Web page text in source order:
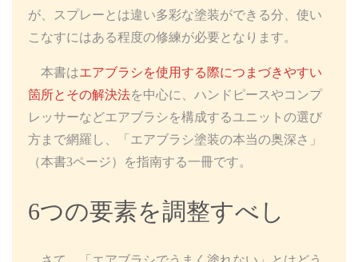
が、スプレーとは違い多彩な塗装ができる分、使い
こなすにはある程度の修練が必要となります。
本書はエアブラシを使用する際につまづきやすい
箇所とその解決法を中心に、ハンドピースやコンプ
レッサーなどエアブラシを構成するユニットの選び
方まで網羅し、「エアブラシ塗装の本当の奥深さ」
（本書3ページ）を指南する一冊です。
6つの要素を調整すべし